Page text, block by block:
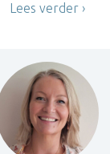
Lees verder